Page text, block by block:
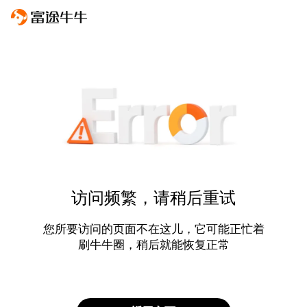
访问频繁，请稍后重试
您所要访问的页面不在这儿，它可能正忙着
刷牛牛圈，稍后就能恢复正常